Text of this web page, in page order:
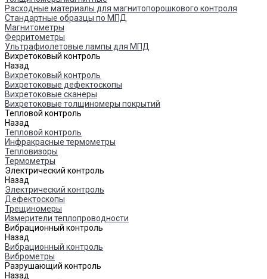
Расходные материалы для магнитопорошкового контроля
Стандартные образцы по МПД
Магнитометры
Ферритометры
Ультрафиолетовые лампы для МПД
Вихретоковый контроль
Назад
Вихретоковый контроль
Вихретоковые дефектоскопы
Вихретоковые сканеры
Вихретоковые толщиномеры покрытий
Тепловой контроль
Назад
Тепловой контроль
Инфракрасные термометры
Тепловизоры
Термометры
Электрический контроль
Назад
Электрический контроль
Дефектоскопы
Трещиномеры
Измерители теплопроводности
Вибрационный контроль
Назад
Вибрационный контроль
Виброметры
Разрушающий контроль
Назад